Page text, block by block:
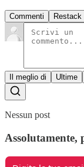
Commenti Restack
Il meglio di Ultime
Nessun post
Assolutamente,